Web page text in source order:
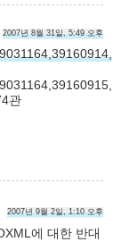
2007년 8월 31일, 5:49 오후
관
2007년 9월 2일, 1:10 오후
에 대한 반대